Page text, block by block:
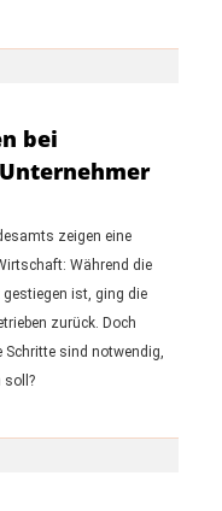
bei
zeigen eine
Während die
ist, ging die
zurück. Doch
Schritte sind notwendig,
soll?